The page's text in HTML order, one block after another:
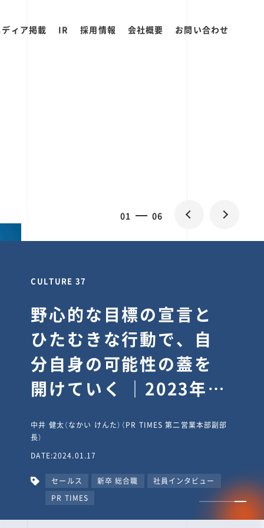
ィア掲載 IR 採用情報 会社概要 お問い合わせ
01 06